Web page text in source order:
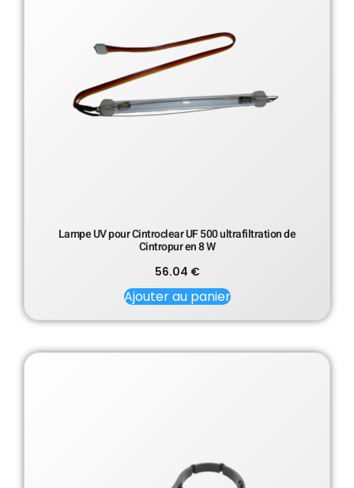
Lampe UV pour Cintroclear UF 500 ultrafiltration de
Cintropur en 8 W
56.04 €
Ajouter au panier